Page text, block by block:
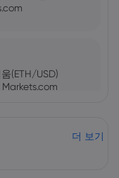
(ETH/USD)
더 보기